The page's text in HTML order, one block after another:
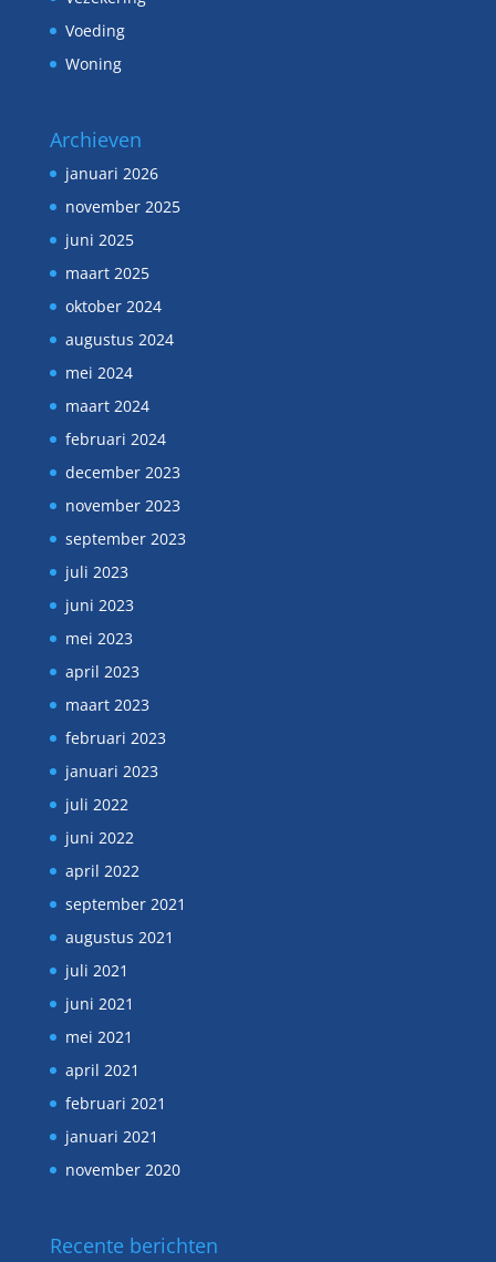
Voeding
Woning
Archieven
januari 2026
november 2025
juni 2025
maart 2025
oktober 2024
augustus 2024
mei 2024
maart 2024
februari 2024
december 2023
november 2023
september 2023
juli 2023
juni 2023
mei 2023
april 2023
maart 2023
februari 2023
januari 2023
juli 2022
juni 2022
april 2022
september 2021
augustus 2021
juli 2021
juni 2021
mei 2021
april 2021
februari 2021
januari 2021
november 2020
Recente berichten